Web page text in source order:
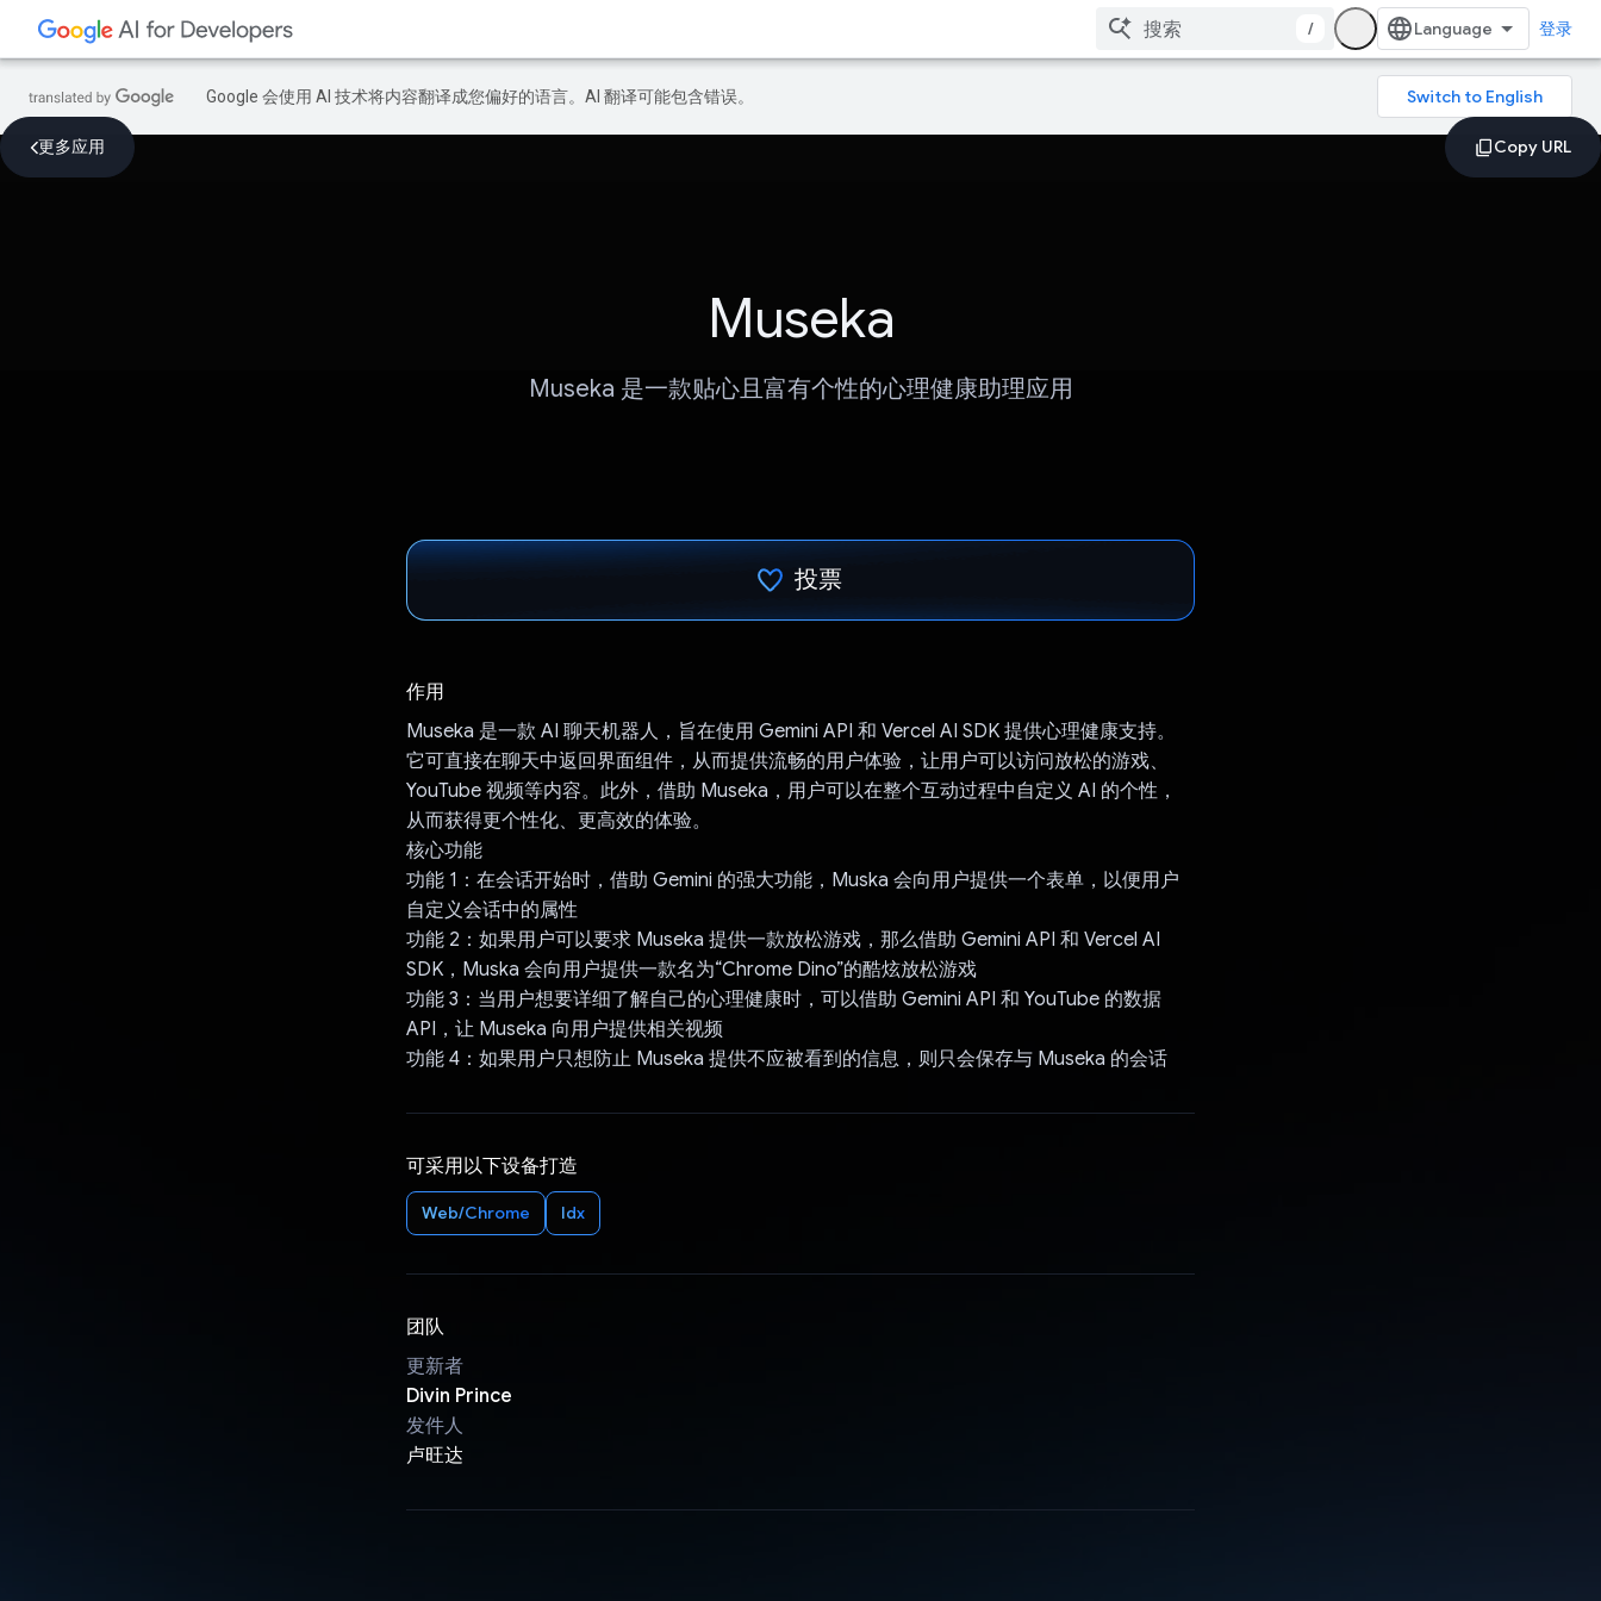
/ 登录
Google 会使用 AI 技术将内容翻译成您偏好的语言。AI 翻译可能包含错误。
更多应用
Museka
Museka 是一款贴心且富有个性的心理健康助理应用
投票
作用
Museka 是一款 AI 聊天机器人，旨在使用 Gemini API 和 Vercel AI SDK 提供心理健康支持。
它可直接在聊天中返回界面组件，从而提供流畅的用户体验，让用户可以访问放松的游戏、
YouTube 视频等内容。此外，借助 Museka，用户可以在整个互动过程中自定义 AI 的个性，
从而获得更个性化、更高效的体验。
核心功能
功能 1：在会话开始时，借助 Gemini 的强大功能，Muska 会向用户提供一个表单，以便用户
自定义会话中的属性
功能 2：如果用户可以要求 Museka 提供一款放松游戏，那么借助 Gemini API 和 Vercel AI
SDK，Muska 会向用户提供一款名为“Chrome Dino”的酷炫放松游戏
功能 3：当用户想要详细了解自己的心理健康时，可以借助 Gemini API 和 YouTube 的数据
API，让 Museka 向用户提供相关视频
功能 4：如果用户只想防止 Museka 提供不应被看到的信息，则只会保存与 Museka 的会话
可采用以下设备打造
Web/Chrome Idx
团队
更新者
Divin Prince
发件人
卢旺达